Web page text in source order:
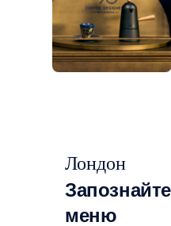
Лондон
меню